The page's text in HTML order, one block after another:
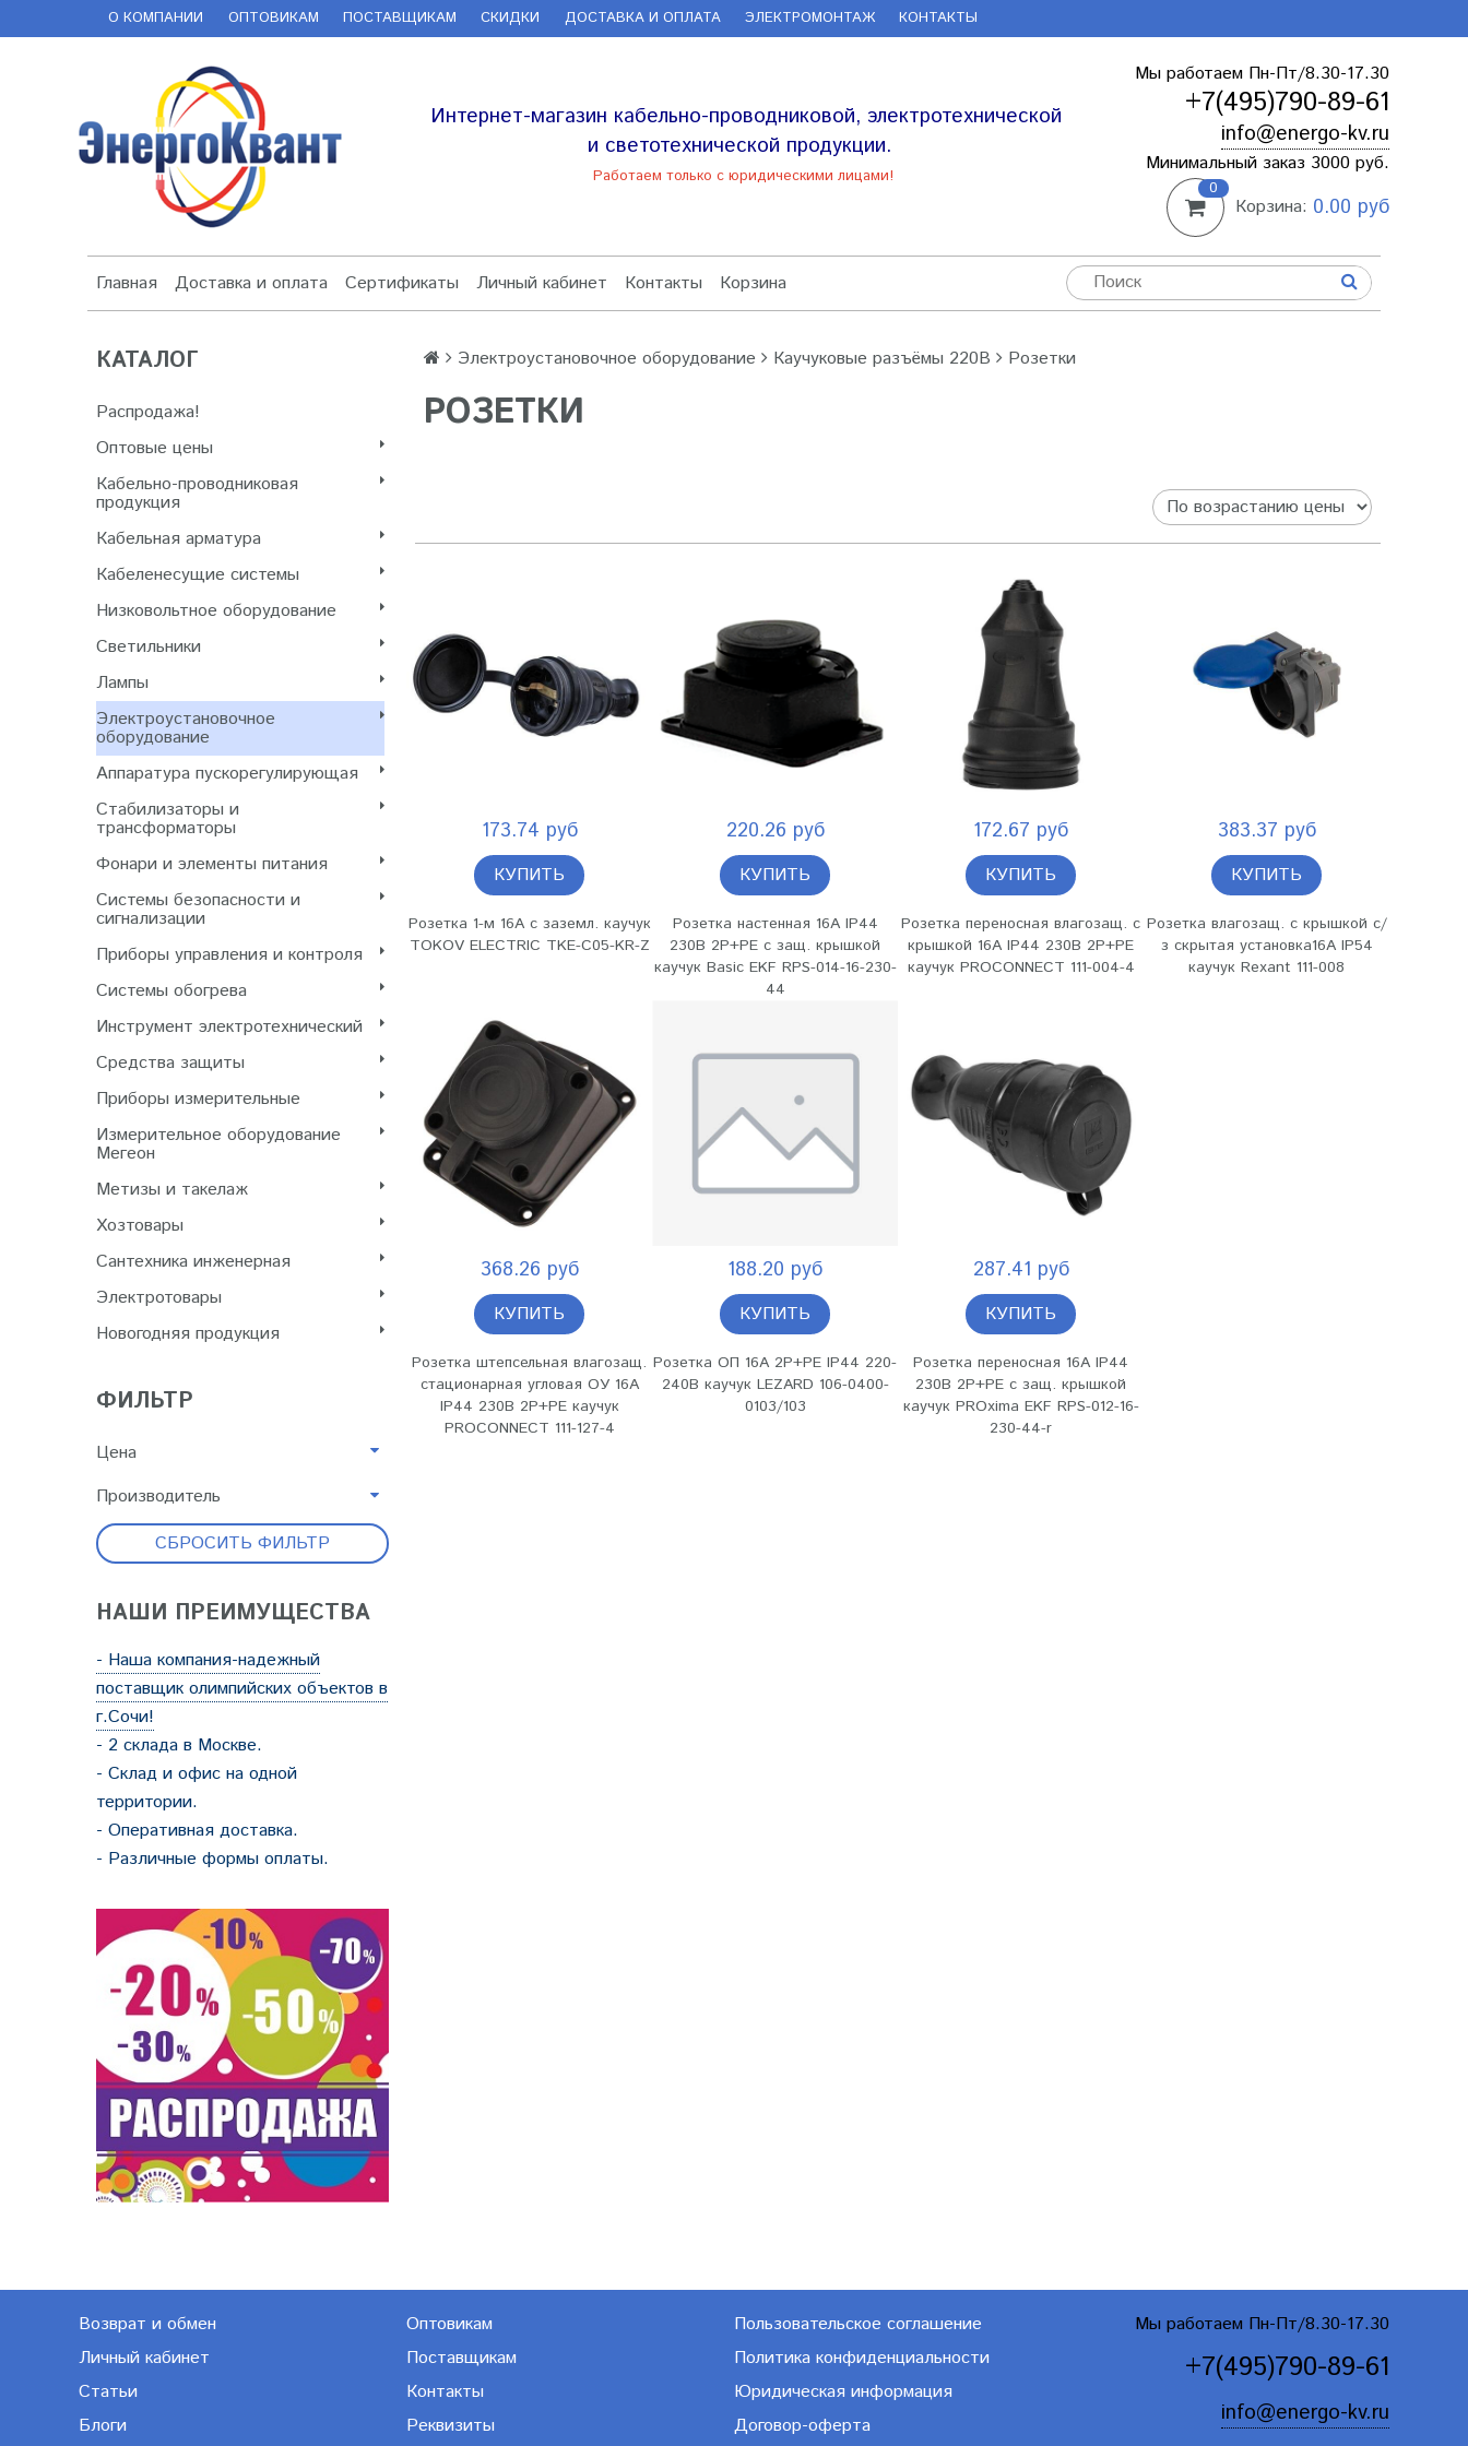
О КОМПАНИИ ОПТОВИКАМ ПОСТАВЩИКАМ СКИДКИ ДОСТАВКА И ОПЛАТА ЭЛЕКТРОМОНТАЖ КОНТАКТЫ
Интернет-магазин кабельно-проводниковой, электротехнической
и светотехнической продукции.
Работаем только с юридическими лицами!
Мы работаем Пн-Пт/8.30-17.30
+7(495)790-89-61
info@energo-kv.ru
Минимальный заказ 3000 руб.
0
Корзина: 0.00 руб
Главная Доставка и оплата Сертификаты Личный кабинет Контакты Корзина
КАТАЛОГ
Распродажа!
Оптовые цены
Кабельно-проводниковая
продукция
Кабельная арматура
Кабеленесущие системы
Низковольтное оборудование
Светильники
Лампы
Электроустановочное
оборудование
Аппаратура пускорегулирующая
Стабилизаторы и
трансформаторы
Фонари и элементы питания
Системы безопасности и
сигнализации
Приборы управления и контроля
Системы обогрева
Инструмент электротехнический
Cредства защиты
Приборы измерительные
Измерительное оборудование
Мегеон
Метизы и такелаж
Хозтовары
Сантехника инженерная
Электротовары
Новогодняя продукция
ФИЛЬТР
Цена
Производитель
СБРОСИТЬ ФИЛЬТР
НАШИ ПРЕИМУЩЕСТВА
- Наша компания-надежный
поставщик олимпийских объектов в
г.Сочи!
- 2 склада в Москве.
- Склад и офис на одной
территории.
- Оперативная доставка.
- Различные формы оплаты.
Электроустановочное оборудование Каучуковые разъёмы 220В Розетки
РОЗЕТКИ
173.74 руб
КУПИТЬ
Розетка 1-м 16А с заземл. каучук
TOKOV ELECTRIC TKE-C05-KR-Z
220.26 руб
КУПИТЬ
Розетка настенная 16А IP44
230В 2P+PE с защ. крышкой
каучук Basic EKF RPS-014-16-230-
44
172.67 руб
КУПИТЬ
Розетка переносная влагозащ. с
крышкой 16А IP44 230В 2P+PE
каучук PROCONNECT 111-004-4
383.37 руб
КУПИТЬ
Розетка влагозащ. с крышкой с/
з скрытая установка16А IP54
каучук Rexant 111-008
368.26 руб
КУПИТЬ
Розетка штепсельная влагозащ.
стационарная угловая ОУ 16А
IP44 230В 2P+PE каучук
PROCONNECT 111-127-4
188.20 руб
КУПИТЬ
Розетка ОП 16А 2P+PE IP44 220-
240В каучук LEZARD 106-0400-
0103/103
287.41 руб
КУПИТЬ
Розетка переносная 16А IP44
230В 2P+PE с защ. крышкой
каучук PROxima EKF RPS-012-16-
230-44-r
Возврат и обмен
Личный кабинет
Статьи
Блоги
Оптовикам
Поставщикам
Контакты
Реквизиты
Пользовательское соглашение
Политика конфиденциальности
Юридическая информация
Договор-оферта
Мы работаем Пн-Пт/8.30-17.30
+7(495)790-89-61
info@energo-kv.ru